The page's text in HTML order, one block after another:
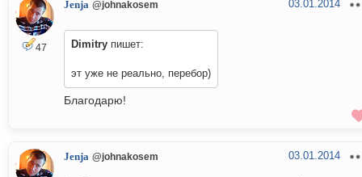
47
Jenja @johnakosem 03.01.2014
Dimitry пишет:
эт уже не реально, перебор)
Благодарю!
Jenja @johnakosem 03.01.2014